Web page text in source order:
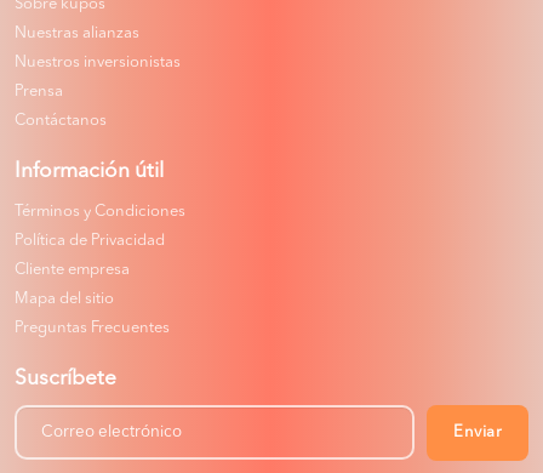
Sobre kupos
Nuestras alianzas
Nuestros inversionistas
Prensa
Contáctanos
Información útil
Términos y Condiciones
Política de Privacidad
Cliente empresa
Mapa del sitio
Preguntas Frecuentes
Suscríbete
Enviar